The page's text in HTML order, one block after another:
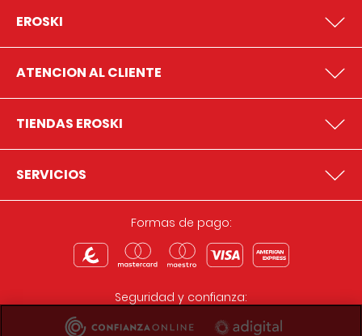
EROSKI
ATENCION AL CLIENTE
TIENDAS EROSKI
SERVICIOS
Formas de pago:
Seguridad y confianza: